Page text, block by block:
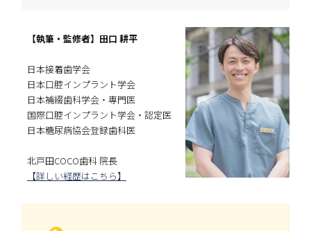
【執筆・監修者】田口 耕平
日本接着歯学会
日本口腔インプラント学会
日本補綴歯科学会・専門医
国際口腔インプラント学会・認定医
日本糖尿病協会登録歯科医
北戸田COCO歯科 院長
【詳しい経歴はこちら】